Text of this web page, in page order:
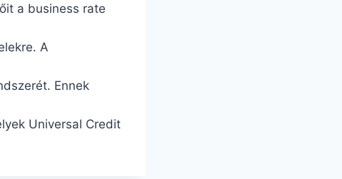
a business rate
A
Ennek
Universal Credit